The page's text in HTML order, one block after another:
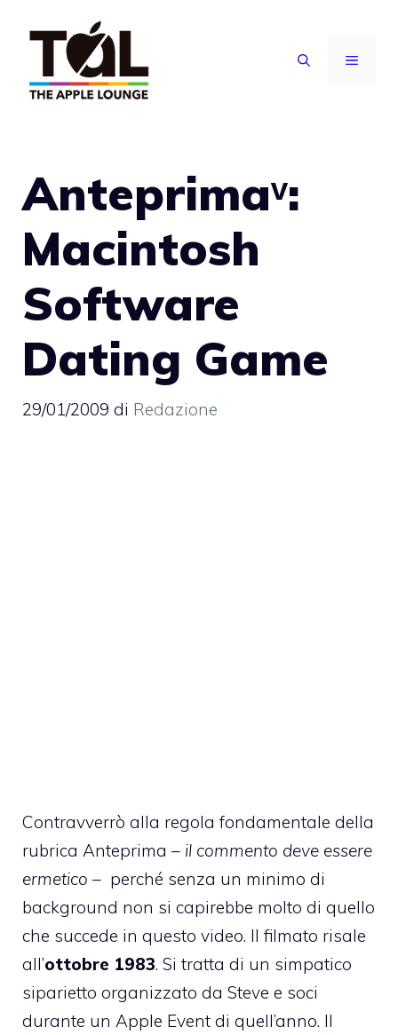
contenuto
MENU
Anteprimaᵛ:
Macintosh
Software
Dating Game
29/01/2009 di Redazione
Contravverrò alla regola fondamentale della
rubrica Anteprima – il commento deve essere
ermetico – perché senza un minimo di
background non si capirebbe molto di quello
che succede in questo video. Il filmato risale
all’ottobre 1983. Si tratta di un simpatico
siparietto organizzato da Steve e soci
durante un Apple Event di quell’anno. Il